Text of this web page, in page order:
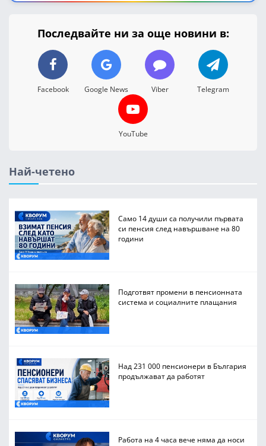
Последвайте ни за още новини в:
Facebook Google News Viber Telegram
YouTube
Най-четено
Само 14 души са получили първата
си пенсия след навършване на 80
години
Подготвят промени в пенсионната
система и социалните плащания
Над 231 000 пенсионери в България
продължават да работят
Работа на 4 часа вече няма да носи